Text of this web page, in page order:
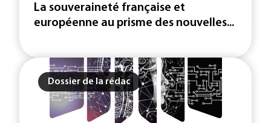
La souveraineté française et
européenne au prisme des nouvelles...
Dossier de la rédac